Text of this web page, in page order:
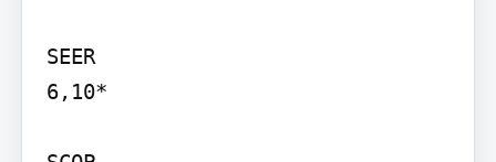
SEER
6,10*